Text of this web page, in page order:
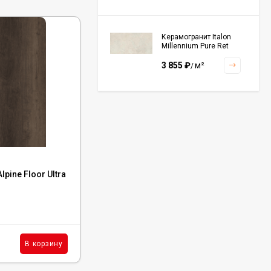
Floor Ultra
В корзину
Керамогранит Italon
Millennium Pure Ret
3 855 ₽/м²